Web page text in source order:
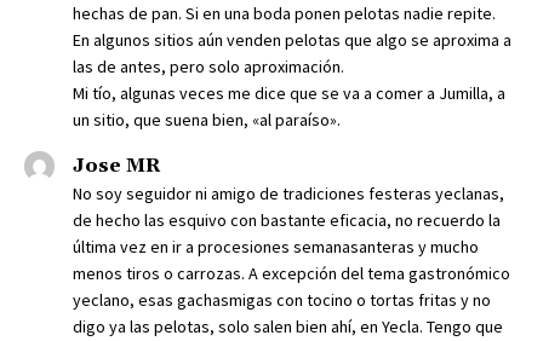
hechas de pan. Si en una boda ponen pelotas nadie repite.
En algunos sitios aún venden pelotas que algo se aproxima a
las de antes, pero solo aproximación.
Mi tío, algunas veces me dice que se va a comer a Jumilla, a
un sitio, que suena bien, «al paraíso».
Jose MR
No soy seguidor ni amigo de tradiciones festeras yeclanas,
de hecho las esquivo con bastante eficacia, no recuerdo la
última vez en ir a procesiones semanasanteras y mucho
menos tiros o carrozas. A excepción del tema gastronómico
yeclano, esas gachasmigas con tocino o tortas fritas y no
digo ya las pelotas, solo salen bien ahí, en Yecla. Tengo que